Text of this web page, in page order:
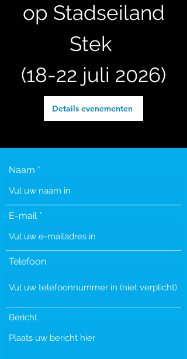
op Stadseiland
Stek
(18-22 juli 2026)
Details evenementen
Naam
E-mail
Telefoon
Bericht